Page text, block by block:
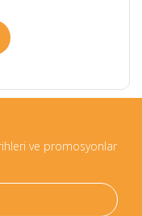
ve promosyonlar